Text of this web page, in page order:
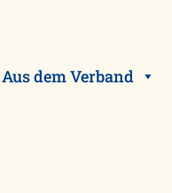
Aus dem Verband